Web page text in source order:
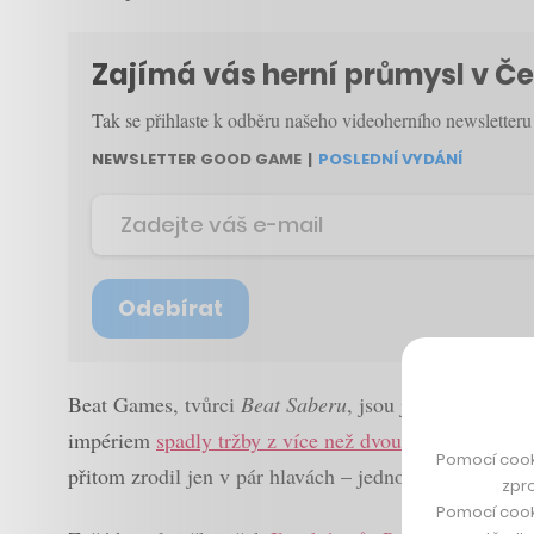
Zajímá vás herní průmysl v
Tak se přihlaste k odběru našeho videoherního
NEWSLETTER GOOD GAME | POSLEDNÍ VYDÁNÍ
Odebírat
Beat Games, tvůrci Beat Saberu, jsou jedním z
impériem spadly tržby z více než dvou miliard korun
přitom zrodil jen v pár hlavách – jednou z nich byla
Pomocí
Pomocí